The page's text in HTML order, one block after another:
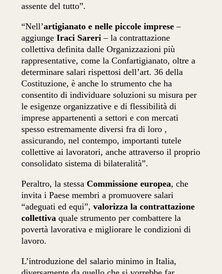
assente del tutto”.
“Nell’artigianato e nelle piccole imprese –
aggiungeIraci Sareri – la contrattazione
collettiva definita dalle Organizzazioni più
rappresentative, come la Confartigianato, oltre a
determinare salari rispettosi dell’art. 36 della
Costituzione, è anche lo strumento che ha
consentito di individuare soluzioni su misura per
le esigenze organizzative e di flessibilità di
imprese appartenenti a settori e con mercati
spesso estremamente diversi fra di loro ,
assicurando, nel contempo, importanti tutele
collettive ai lavoratori, anche attraverso il proprio
consolidato sistema di bilateralità”.
Peraltro, la stessa Commissione europea, che
invita i Paese membri a promuovere salari
“adeguati ed equi”,valorizza la contrattazione
collettiva quale strumento per combattere la
povertà lavorativa e migliorare le condizioni di
lavoro.
L’introduzione del salario minimo in Italia,